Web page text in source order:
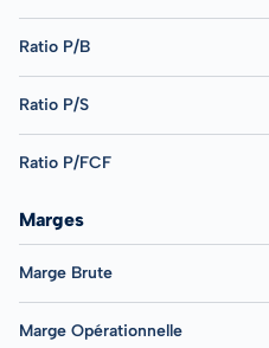
Ratio P/B
Ratio P/S
Ratio P/FCF
Marges
Marge Brute
Marge Opérationnelle